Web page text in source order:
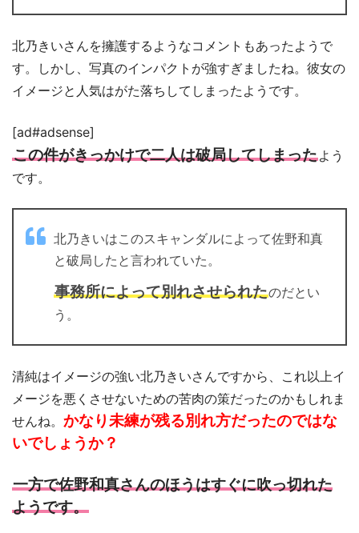
北乃きいさんを擁護するようなコメントもあったようで
す。しかし、写真のインパクトが強すぎましたね。彼女の
イメージと人気はがた落ちしてしまったようです。
[ad#adsense]
この件がきっかけで二人は破局してしまったよう
です。
北乃きいはこのスキャンダルによって佐野和真
と破局したと言われていた。
事務所によって別れさせられたのだとい
う。
清純はイメージの強い北乃きいさんですから、これ以上イ
メージを悪くさせないための苦肉の策だったのかもしれま
せんね。 かなり未練が残る別れ方だったのではな
いでしょうか？
一方で佐野和真さんのほうはすぐに吹っ切れた
ようです。